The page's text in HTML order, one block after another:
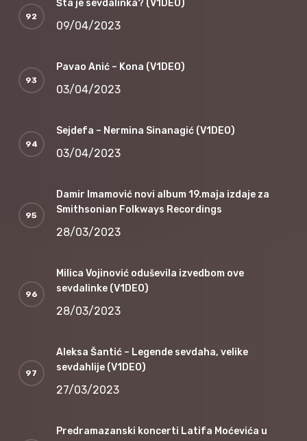
Šta je sevdalinka? (V1DEO)
09/04/2023
Pavao Anić – Kona (V1DEO)
03/04/2023
Sejdefa – Nermina Sinanagić (V1DEO)
03/04/2023
Damir Imamović novi album 19.maja izdaje za
Smithsonian Folkways Recordings
28/03/2023
Milica Vojinović oduševila izvedbom ove
sevdalinke (V1DEO)
28/03/2023
Aleksa Šantić – Legende sevdaha, velike
sevdahlije (V1DEO)
27/03/2023
Predramazanski koncerti Latifa Moćevića u